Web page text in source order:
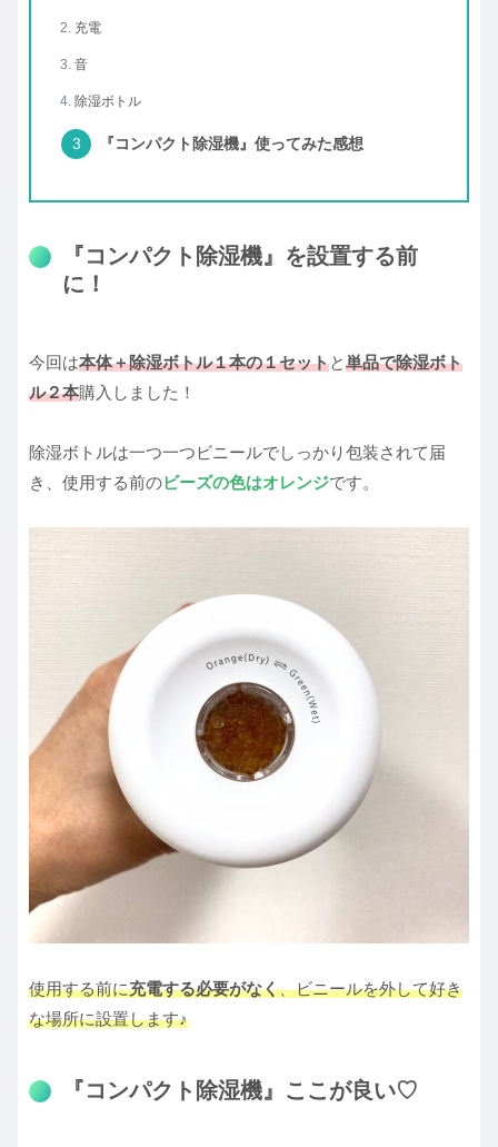
充電
音
除湿ボトル
『コンパクト除湿機』使ってみた感想
『コンパクト除湿機』を設置する前
に！
今回は本体＋除湿ボトル１本の１セットと単品で除湿ボト
ル２本購入しました！
除湿ボトルは一つ一つビニールでしっかり包装されて届
き、使用する前のビーズの色はオレンジです。
使用する前に充電する必要がなく、ビニールを外して好き
な場所に設置します♪
『コンパクト除湿機』ここが良い♡